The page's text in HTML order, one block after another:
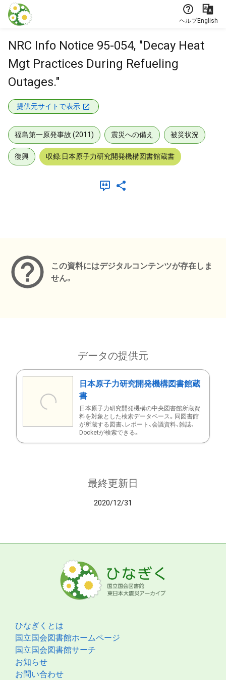
本文に飛ぶ
ヘルプEnglish
NRC Info Notice 95-054, "Decay Heat
Mgt Practices During Refueling
Outages."
提供元サイトで表示
福島第一原発事故 (2011) 震災への備え 被災状況
復興 収録:日本原子力研究開発機構図書館蔵書
この資料にはデジタルコンテンツが存在しま
せん。
データの提供元
日本原子力研究開発機構図書館蔵
書
日本原子力研究開発機構の中央図書館所蔵資
料を対象とした検索データベース。同図書館
が所蔵する図書、レポート、会議資料、雑誌、
Docketが検索できる。
最終更新日
2020/12/31
ひなぎくとは
国立国会図書館ホームページ
国立国会図書館サーチ
お知らせ
お問い合わせ